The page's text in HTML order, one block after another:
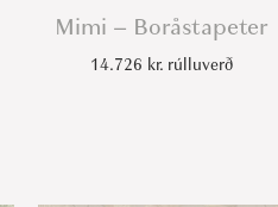
Mimi – Boråstapeter
14.726 kr. rúlluverð